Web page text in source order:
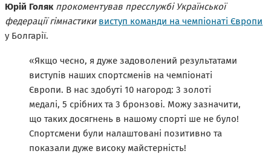
Юрій Голяк прокоментував пресслужбі Української
федерації гімнастики виступ команди на чемпіонаті Європи
у Болгарії.
«Якщо чесно, я дуже задоволений результатами
виступів наших спортсменів на чемпіонаті
Європи. В нас здобуті 10 нагород: 3 золоті
медалі, 5 срібних та 3 бронзові. Можу зазначити,
що таких досягнень в нашому спорті ше не було!
Спортсмени були налаштовані позитивно та
показали дуже високу майстерність!